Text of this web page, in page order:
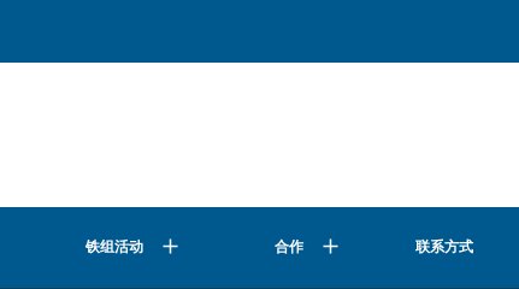
铁组活动 合作 联系方式